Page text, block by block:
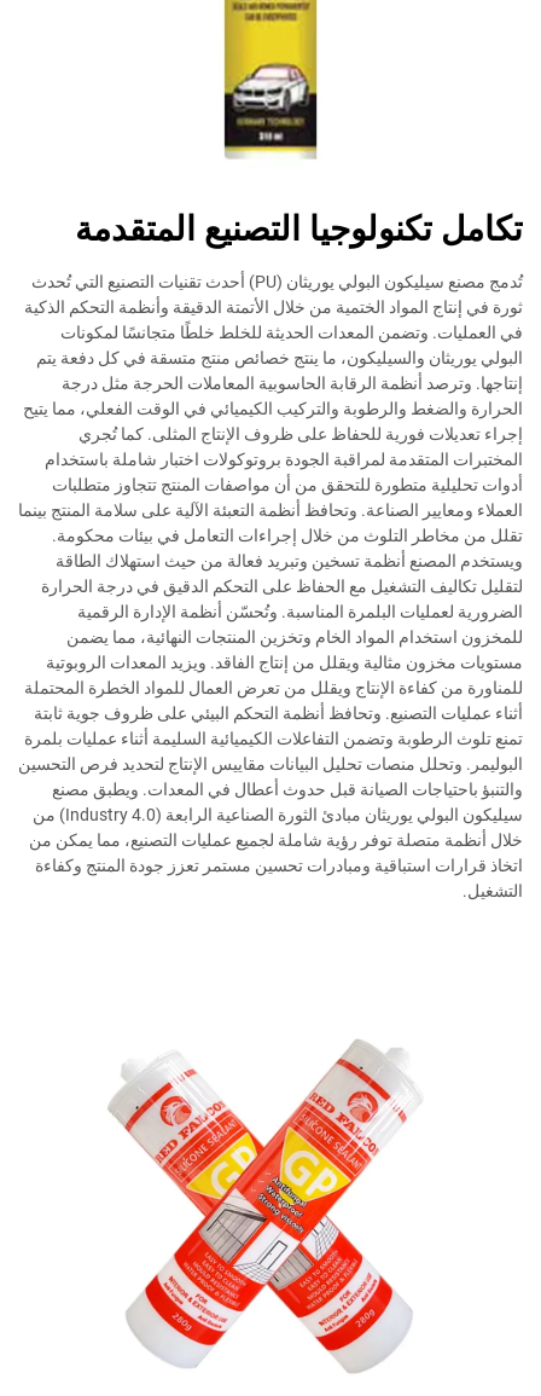
تكامل تكنولوجيا التصنيع المتقدمة
تُدمج مصنع سيليكون البولي يوريثان (PU) أحدث تقنيات التصنيع التي تُحدث
ثورة في إنتاج المواد الختمية من خلال الأتمتة الدقيقة وأنظمة التحكم الذكية
في العمليات. وتضمن المعدات الحديثة للخلط خلطًا متجانسًا لمكونات
البولي يوريثان والسيليكون، ما ينتج خصائص منتج متسقة في كل دفعة يتم
إنتاجها. وترصد أنظمة الرقابة الحاسوبية المعاملات الحرجة مثل درجة
الحرارة والضغط والرطوبة والتركيب الكيميائي في الوقت الفعلي، مما يتيح
إجراء تعديلات فورية للحفاظ على ظروف الإنتاج المثلى. كما تُجري
المختبرات المتقدمة لمراقبة الجودة بروتوكولات اختبار شاملة باستخدام
أدوات تحليلية متطورة للتحقق من أن مواصفات المنتج تتجاوز متطلبات
العملاء ومعايير الصناعة. وتحافظ أنظمة التعبئة الآلية على سلامة المنتج بينما
تقلل من مخاطر التلوث من خلال إجراءات التعامل في بيئات محكومة.
ويستخدم المصنع أنظمة تسخين وتبريد فعالة من حيث استهلاك الطاقة
لتقليل تكاليف التشغيل مع الحفاظ على التحكم الدقيق في درجة الحرارة
الضرورية لعمليات البلمرة المناسبة. وتُحسّن أنظمة الإدارة الرقمية
للمخزون استخدام المواد الخام وتخزين المنتجات النهائية، مما يضمن
مستويات مخزون مثالية ويقلل من إنتاج الفاقد. ويزيد المعدات الروبوتية
للمناورة من كفاءة الإنتاج ويقلل من تعرض العمال للمواد الخطرة المحتملة
أثناء عمليات التصنيع. وتحافظ أنظمة التحكم البيئي على ظروف جوية ثابتة
تمنع تلوث الرطوبة وتضمن التفاعلات الكيميائية السليمة أثناء عمليات بلمرة
البوليمر. وتحلل منصات تحليل البيانات مقاييس الإنتاج لتحديد فرص التحسين
والتنبؤ باحتياجات الصيانة قبل حدوث أعطال في المعدات. ويطبق مصنع
سيليكون البولي يوريثان مبادئ الثورة الصناعية الرابعة (Industry 4.0) من
خلال أنظمة متصلة توفر رؤية شاملة لجميع عمليات التصنيع، مما يمكن من
اتخاذ قرارات استباقية ومبادرات تحسين مستمر تعزز جودة المنتج وكفاءة
التشغيل.